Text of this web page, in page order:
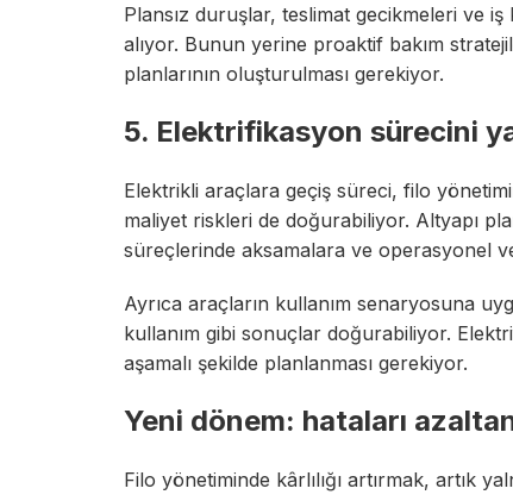
Plansız duruşlar, teslimat gecikmeleri ve iş
alıyor. Bunun yerine proaktif bakım
planlarının oluşturulması gerekiyor.
5. Elektrifikasyon sürecini
Elektrikli araçlara geçiş süreci, filo
maliyet riskleri de doğurabiliyor. Altyapı
süreçlerinde aksamalara ve operasyonel
Ayrıca araçların kullanım senaryosuna
kullanım gibi sonuçlar doğurabiliyor.
aşamalı şekilde planlanması gerekiyor.
Yeni dönem: hataları
Filo yönetiminde kârlılığı artırmak, artık